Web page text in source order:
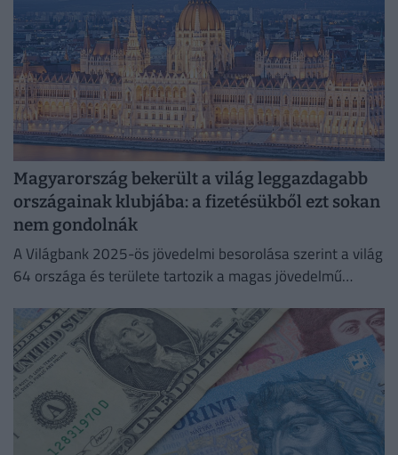
Magyarország bekerült a világ leggazdagabb
országainak klubjába: a fizetésükből ezt sokan
nem gondolnák
A Világbank 2025-ös jövedelmi besorolása szerint a világ
64 országa és területe tartozik a magas jövedelmű